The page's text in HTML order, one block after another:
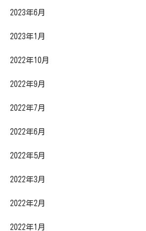
2023年6月
2023年1月
2022年10月
2022年9月
2022年7月
2022年6月
2022年5月
2022年3月
2022年2月
2022年1月